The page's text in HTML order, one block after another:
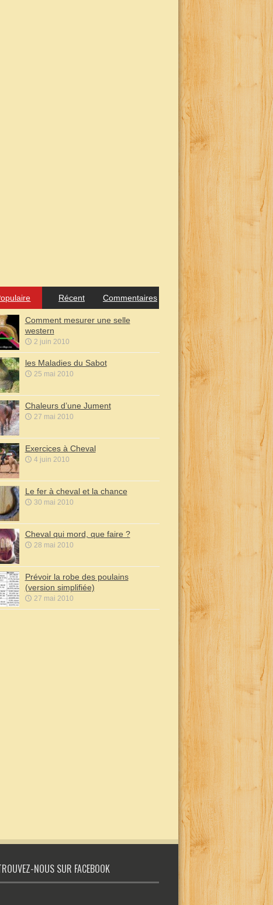
Récent Commentaires
Comment mesurer une selle
western
2 juin 2010
les Maladies du Sabot
25 mai 2010
Chaleurs d’une Jument
27 mai 2010
Exercices à Cheval
4 juin 2010
Le fer à cheval et la chance
30 mai 2010
Cheval qui mord, que faire ?
28 mai 2010
Prévoir la robe des poulains
(version simplifiée)
27 mai 2010
NOUS SUR FACEBOOK